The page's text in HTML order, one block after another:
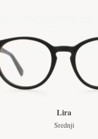
Lira
Srednji